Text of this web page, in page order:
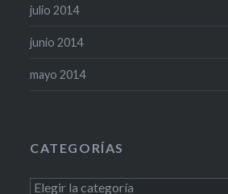
julio 2014
junio 2014
mayo 2014
CATEGORÍAS
Categorías